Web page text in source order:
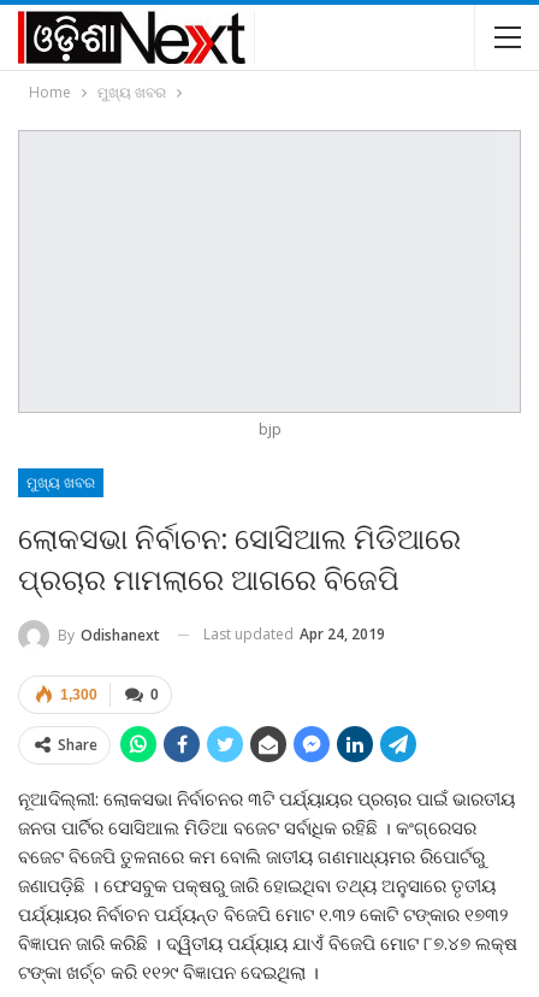
Home ମୁଖ୍ୟ ଖବର
bjp
ମୁଖ୍ୟ ଖବର
ଲୋକସଭା ନିର୍ବାଚନ: ସୋସିଆଲ ମିଡିଆରେ
ପ୍ରଚାର ମାମଲାରେ ଆଗରେ ବିଜେପି
By Odishanext Last updated Apr 24, 2019
0
1,300
Share
ନୂଆଦିଲ୍ଲୀ: ଲୋକସଭା ନିର୍ବାଚନର ୩ଟି ପର୍ଯ୍ୟାୟର ପ୍ରଚାର ପାଇଁ ଭାରତୀୟ
ଜନତା ପାର୍ଟିର ସୋସିଆଲ ମିଡିଆ ବଜେଟ ସର୍ବାଧିକ ରହିଛି । କଂଗ୍ରେସର
ବଜେଟ ବିଜେପି ତୁଳନାରେ କମ ବୋଲି ଜାତୀୟ ଗଣମାଧ୍ୟମର ରିପୋର୍ଟରୁ
ଜଣାପଡ଼ିଛି । ଫେସବୁକ ପକ୍ଷରୁ ଜାରି ହୋଇଥିବା ତଥ୍ୟ ଅନୁସାରେ ତୃତୀୟ
ପର୍ଯ୍ୟାୟର ନିର୍ବାଚନ ପର୍ଯ୍ୟନ୍ତ ବିଜେପି ମୋଟ ୧.୩୨ କୋଟି ଟଙ୍କାର ୧୭୩୨
ବିଜ୍ଞାପନ ଜାରି କରିଛି । ଦ୍ୱିତୀୟ ପର୍ଯ୍ୟାୟ ଯାଏଁ ବିଜେପି ମୋଟ ୮୭.୪୭ ଲକ୍ଷ
ଟଙ୍କା ଖର୍ଚ୍ଚ କରି ୧୧୨୯ ବିଜ୍ଞାପନ ଦେଇଥିଲା ।